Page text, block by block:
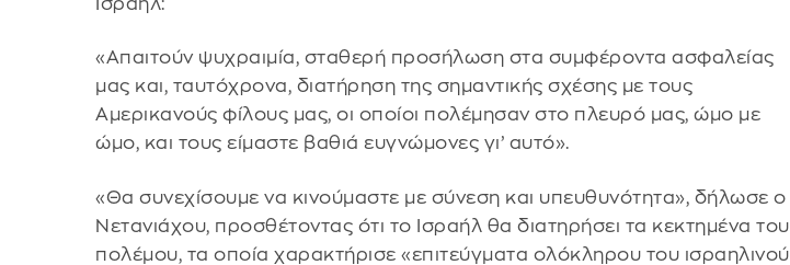
«Απαιτούν ψυχραιμία, σταθερή προσήλωση στα συμφέροντα ασφαλείας
μας και, ταυτόχρονα, διατήρηση της σημαντικής σχέσης με τους
Αμερικανούς φίλους μας, οι οποίοι πολέμησαν στο πλευρό μας, ώμο με
ώμο, και τους είμαστε βαθιά ευγνώμονες γι’ αυτό».
«Θα συνεχίσουμε να κινούμαστε με σύνεση και υπευθυνότητα», δήλωσε ο
Νετανιάχου, προσθέτοντας ότι το Ισραήλ θα διατηρήσει τα κεκτημένα του
πολέμου, τα οποία χαρακτήρισε «επιτεύγματα ολόκληρου του ισραηλινού